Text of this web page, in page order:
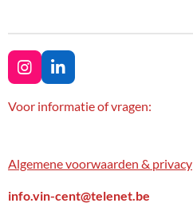
I
n
s
r
m
L
i
n
I
Voor informatie of vragen:
Algemene voorwaarden & privacy
info.vin-cent@telenet.be